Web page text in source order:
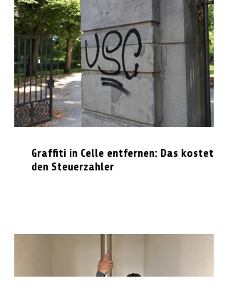
Graffiti in Celle entfernen: Das kostet es
den Steuerzahler